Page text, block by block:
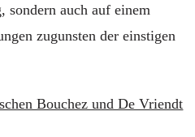
sondern auch auf einem
zugunsten der einstigen
Bouchez und De Vriendt